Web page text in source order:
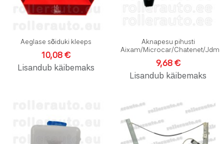
Aeglase sõiduki kleeps
10,08 €
Lisandub käibemaks
Aknapesu pihusti
Aixam/Microcar/Chatenet/Jdm
9,68 €
Lisandub käibemaks
Lisa soovinimekirja
Lisa võrdlusesse